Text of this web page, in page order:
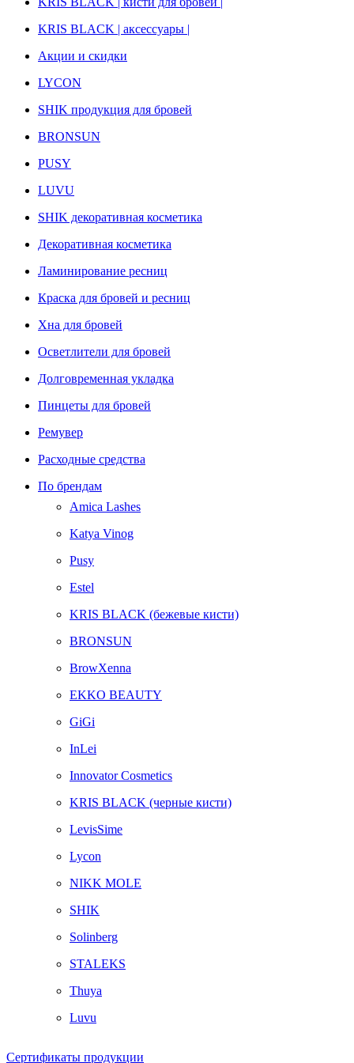
KRIS BLACK | аксессуары |
Акции и скидки
LYCON
SHIK продукция для бровей
BRONSUN
PUSY
LUVU
SHIK декоративная косметика
Декоративная косметика
Ламинирование ресниц
Краска для бровей и ресниц
Хна для бровей
Осветлители для бровей
Долговременная укладка
Пинцеты для бровей
Ремувер
Расходные средства
По брендам
Amica Lashes
Katya Vinog
Pusy
Estel
KRIS BLACK (бежевые кисти)
BRONSUN
BrowXenna
EKKO BEAUTY
GiGi
InLei
Innovator Cosmetics
KRIS BLACK (черные кисти)
LevisSime
Lycon
NIKK MOLE
SHIK
Solinberg
STALEKS
Thuya
Luvu
Сертификаты продукции